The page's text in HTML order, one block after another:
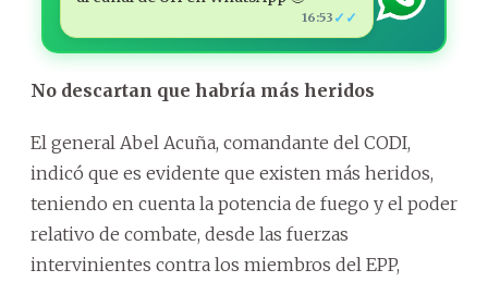
16:53 ✓✓
No descartan que habría más heridos
El general Abel Acuña, comandante del CODI,
indicó que es evidente que existen más heridos,
teniendo en cuenta la potencia de fuego y el poder
relativo de combate, desde las fuerzas
intervinientes contra los miembros del EPP,